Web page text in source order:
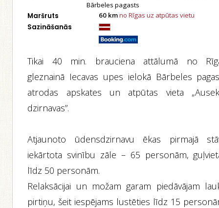
Bārbeles pagasts
Maršruts 60 kmno Rīgas uz atpūtas vietu
Sazināšanās
Tikai 40 min. brauciena attālumā no
gleznainā Iecavas upes ielokā Bārbeles
atrodas apskates un atpūtas vieta
dzirnavas”.
Atjaunoto ūdensdzirnavu ēkas pirmajā
iekārtota svinību zāle – 65 personām,
līdz 50 personām.
Relaksācijai un možam garam piedāvājam
pirtiņu, šeit iespējams lustēties līdz 15